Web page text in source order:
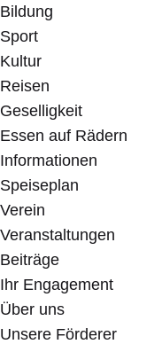
Bildung
Sport
Kultur
Reisen
Geselligkeit
Essen auf Rädern
Informationen
Speiseplan
Verein
Veranstaltungen
Beiträge
Ihr Engagement
Über uns
Unsere Förderer